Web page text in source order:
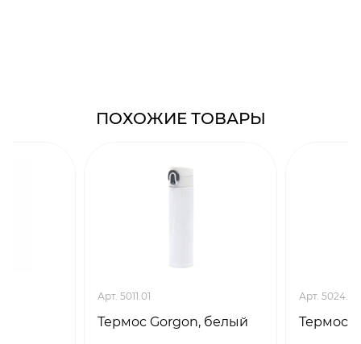
ПОХОЖИЕ ТОВАРЫ
Арт. 5011.01
Термос Gorgon, белый
Арт. 5024.05
Термос